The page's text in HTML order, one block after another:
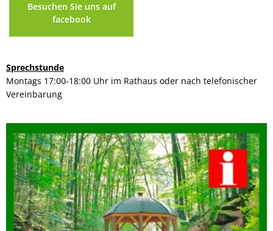
Besuchen Sie uns auf
facebook
Sprechstunde
Montags 17:00-18:00 Uhr im Rathaus oder nach telefonischer
Vereinbarung